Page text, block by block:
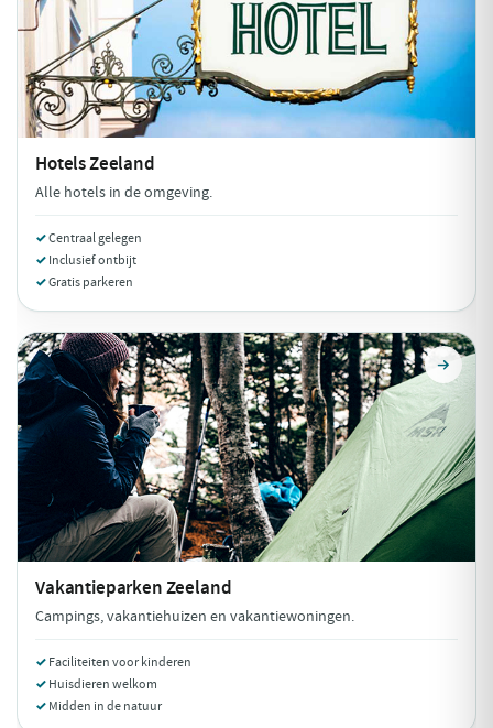
HotelsZeeland
Alle hotels in de omgeving.
Centraal gelegen
Inclusief ontbijt
Gratis parkeren
VakantieparkenZeeland
Campings, vakantiehuizen en vakantiewoningen.
Faciliteiten voor kinderen
Huisdieren welkom
Midden in de natuur